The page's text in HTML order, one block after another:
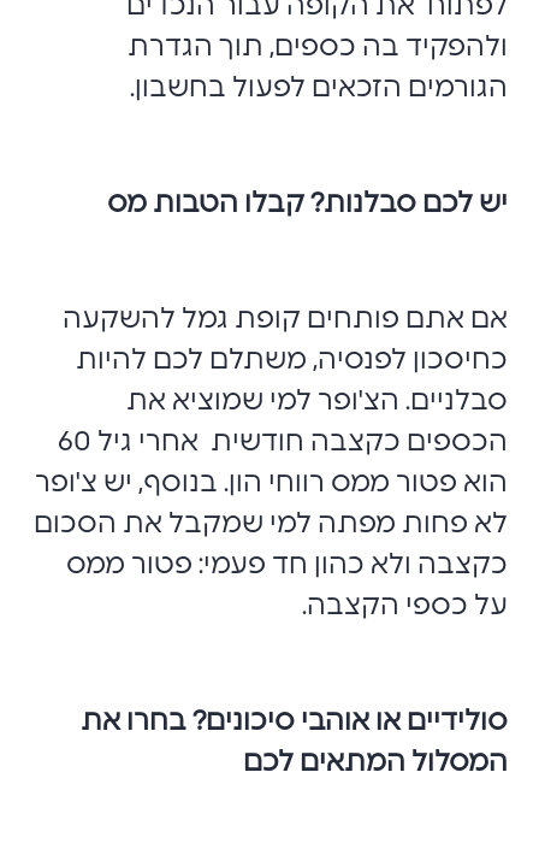
לפתוח את הקופה עבור הנכדים
ולהפקיד בה כספים, תוך הגדרת
הגורמים הזכאים לפעול בחשבון.
יש לכם סבלנות? קבלו הטבות מס
אם אתם פותחים קופת גמל להשקעה
כחיסכון לפנסיה, משתלם לכם להיות
סבלניים. הצ'ופר למי שמוציא את
הכספים כקצבה חודשית אחרי גיל 60
הוא פטור ממס רווחי הון. בנוסף, יש צ'ופר
לא פחות מפתה למי שמקבל את הסכום
כקצבה ולא כהון חד פעמי: פטור ממס
על כספי הקצבה.
סולידיים או אוהבי סיכונים? בחרו את
המסלול המתאים לכם